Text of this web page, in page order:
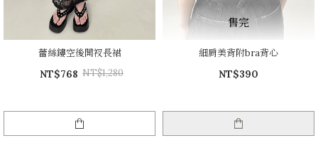
蕾絲鏤空後開衩長裙
NT$768 NT$1,280
售完
細肩美背附bra背心
NT$390